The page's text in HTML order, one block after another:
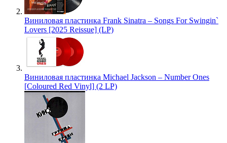
Виниловая пластинка Frank Sinatra – Songs For Swingin`
Lovers [2025 Reissue] (LP)
Виниловая пластинка Michael Jackson – Number Ones
[Coloured Red Vinyl] (2 LP)